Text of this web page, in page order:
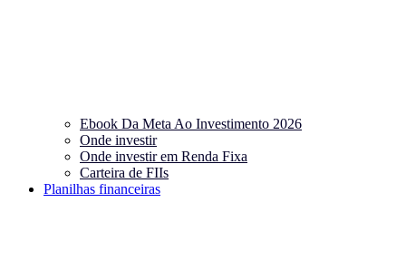
Ebook Da Meta Ao Investimento 2026
Onde investir
Onde investir em Renda Fixa
Carteira de FIIs
Planilhas financeiras